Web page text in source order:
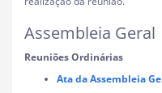
Assembleia Geral
Reuniões Ordinárias
Ata da Assembleia